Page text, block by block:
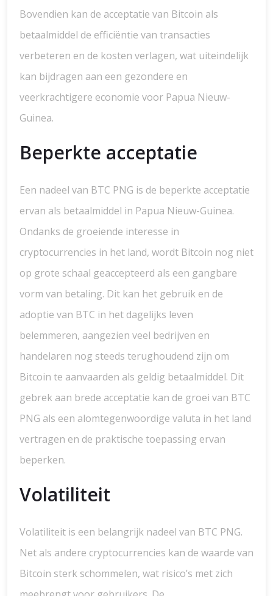
Bovendien kan de acceptatie van Bitcoin als
betaalmiddel de efficiëntie van transacties
verbeteren en de kosten verlagen, wat uiteindelijk
kan bijdragen aan een gezondere en
veerkrachtigere economie voor Papua Nieuw-
Guinea.
Beperkte acceptatie
Een nadeel van BTC PNG is de beperkte acceptatie
ervan als betaalmiddel in Papua Nieuw-Guinea.
Ondanks de groeiende interesse in
cryptocurrencies in het land, wordt Bitcoin nog niet
op grote schaal geaccepteerd als een gangbare
vorm van betaling. Dit kan het gebruik en de
adoptie van BTC in het dagelijks leven
belemmeren, aangezien veel bedrijven en
handelaren nog steeds terughoudend zijn om
Bitcoin te aanvaarden als geldig betaalmiddel. Dit
gebrek aan brede acceptatie kan de groei van BTC
PNG als een alomtegenwoordige valuta in het land
vertragen en de praktische toepassing ervan
beperken.
Volatiliteit
Volatiliteit is een belangrijk nadeel van BTC PNG.
Net als andere cryptocurrencies kan de waarde van
Bitcoin sterk schommelen, wat risico’s met zich